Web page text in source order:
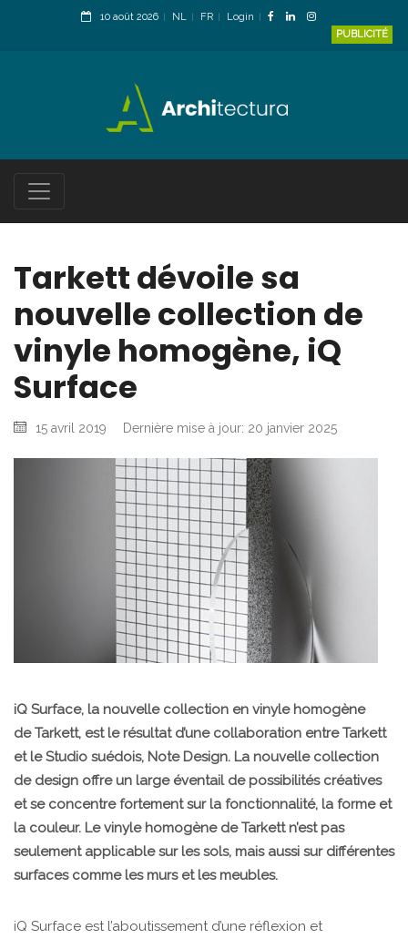
10 août 2026 NL FR
Login
PUBLICITÉ
Tarkett dévoile sa
nouvelle collection de
vinyle homogène, iQ
Surface
15 avril 2019 Dernière mise à jour: 20 janvier 2025
iQ Surface, la nouvelle collection en vinyle homogène
de Tarkett, est le résultat d’une collaboration entre Tarkett
et le Studio suédois, Note Design. La nouvelle collection
de design offre un large éventail de possibilités créatives
et se concentre fortement sur la fonctionnalité, la forme et
la couleur. Le vinyle homogène de Tarkett n’est pas
seulement applicable sur les sols, mais aussi sur différentes
surfaces comme les murs et les meubles.
iQ Surface est l’aboutissement d’une réflexion et